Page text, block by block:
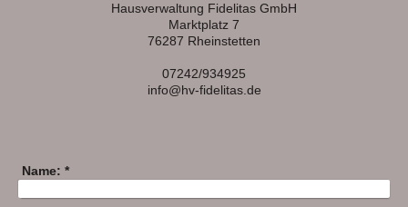
Hausverwaltung Fidelitas GmbH
Marktplatz 7
76287 Rheinstetten
07242/934925
info@hv-fidelitas.de
Name: *